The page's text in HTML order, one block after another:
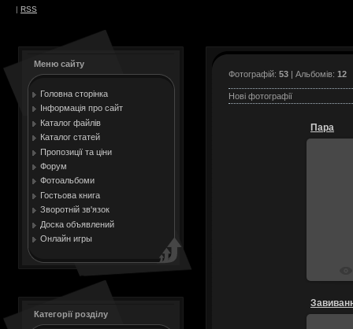
| RSS
Меню сайту
Головна сторінка
Інформація про сайт
Каталог файлів
Каталог статей
Пропозиції та ціни
Форум
Фотоальбоми
Гостьова книга
Зворотній зв'язок
Доска объявлений
Онлайн игры
Категорії розділу
Фотографій: 53 | Альбомів: 12
Нові фотографії
Пара